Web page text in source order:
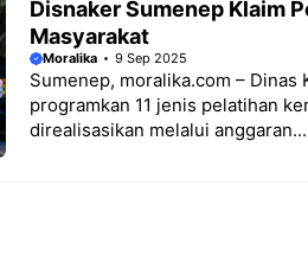
Disnaker Sumenep Klaim
Masyarakat
Moralika 9 Sep 2025
Sumenep, moralika.com –
programkan 11 jenis pelatihan
direalisasikan melalui anggaran...